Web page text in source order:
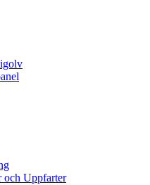
och Uppfarter